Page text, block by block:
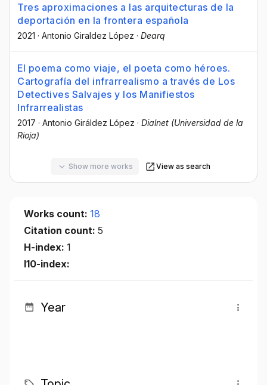
Tres aproximaciones a las arquitecturas de la
deportación en la frontera española
2021 · Antonio Giraldez López · Dearq
El poema como viaje, el poeta como héroes.
Cartografía del infrarrealismo a través de Los
Detectives Salvajes y los Manifiestos
Infrarrealistas
2017 · Antonio Giráldez López · Dialnet (Universidad de la
Rioja)
Show more works View as search
Works count: 18
Citation count: 5
H-index: 1
I10-index:
Year